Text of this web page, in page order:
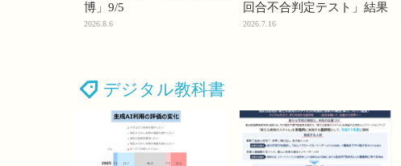
博」9/5
2026.8.6
回合不合判定テスト」結果
2026.7.16
デジタル教科書